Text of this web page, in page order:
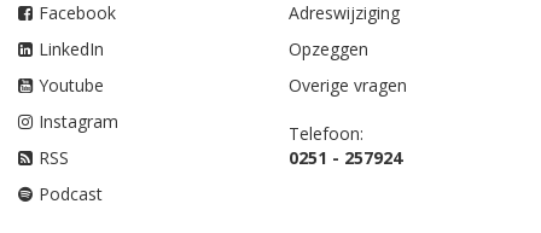
Facebook
LinkedIn
Youtube
Instagram
RSS
Podcast
Adreswijziging
Opzeggen
Overige vragen
Telefoon:
0251 - 257924